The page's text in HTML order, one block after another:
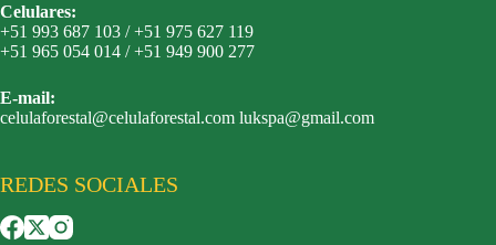
Celulares:
+51 993 687 103 / +51 975 627 119
+51 965 054 014 / +51 949 900 277
E-mail:
celulaforestal@celulaforestal.com lukspa@gmail.com
REDES SOCIALES